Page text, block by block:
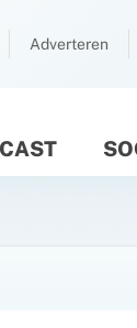
Adverteren